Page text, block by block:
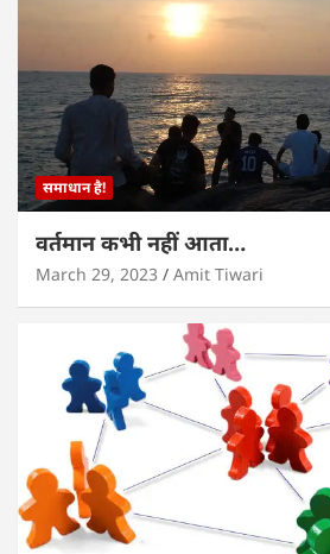
समाधान है!
वर्तमान कभी नहीं आता…
March 29, 2023 Amit Tiwari